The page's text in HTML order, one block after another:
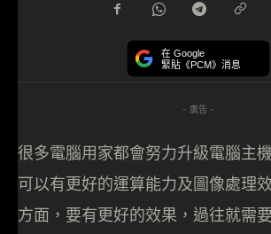
在 Google
緊貼《PCM》消息
- 廣告 -
很多電腦用家都會努力升級電腦主
可以有更好的運算能力及圖像處理
方面，要有更好的效果，過往就需